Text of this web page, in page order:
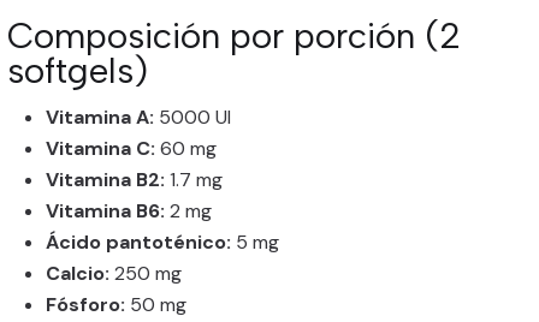
Composición por porción (2
softgels)
Vitamina A: 5000 UI
Vitamina C: 60 mg
Vitamina B2: 1.7 mg
Vitamina B6: 2 mg
Ácido pantoténico: 5 mg
Calcio: 250 mg
Fósforo: 50 mg